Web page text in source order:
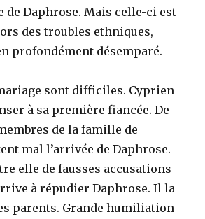
de Daphrose. Mais celle-ci est
des troubles ethniques,
profondément désemparé.
sont difficiles. Cyprien
à sa première fiancée. De
de la famille de
mal l’arrivée de Daphrose.
elle de fausses accusations
à répudier Daphrose. Il la
parents. Grande humiliation